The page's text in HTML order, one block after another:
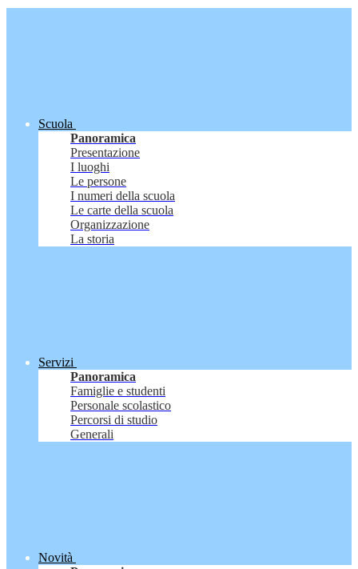
Scuola
Panoramica
Presentazione
I luoghi
Le persone
I numeri della scuola
Le carte della scuola
Organizzazione
La storia
Servizi
Panoramica
Famiglie e studenti
Personale scolastico
Percorsi di studio
Generali
Novità